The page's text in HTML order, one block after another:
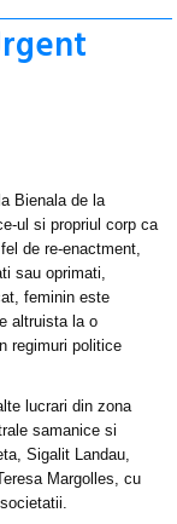
Bienala de la
ul si propriul corp ca
de re-enactment,
sau oprimati,
feminin este
altruista la o
regimuri politice
lucrari din zona
samanice si
Sigalit Landau,
Margolles, cu